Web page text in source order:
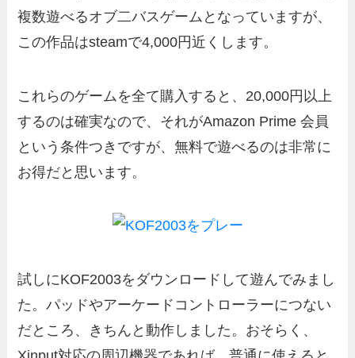
複数遊べるオブ二バスゲームとなっていますが、
この作品はsteamで4,000円近くします。
これらのゲームを全て購入すると、20,000円以上
するのは確実なので、それがAmazon Prime 会員
という条件つきですが、無料で遊べるのは非常に
お得だと思います。
試しにKOF2003をダウンロードして遊んでみまし
た。パッドやアーケードコントローラーにつない
だところ、きちんと動作しました。おそらく、